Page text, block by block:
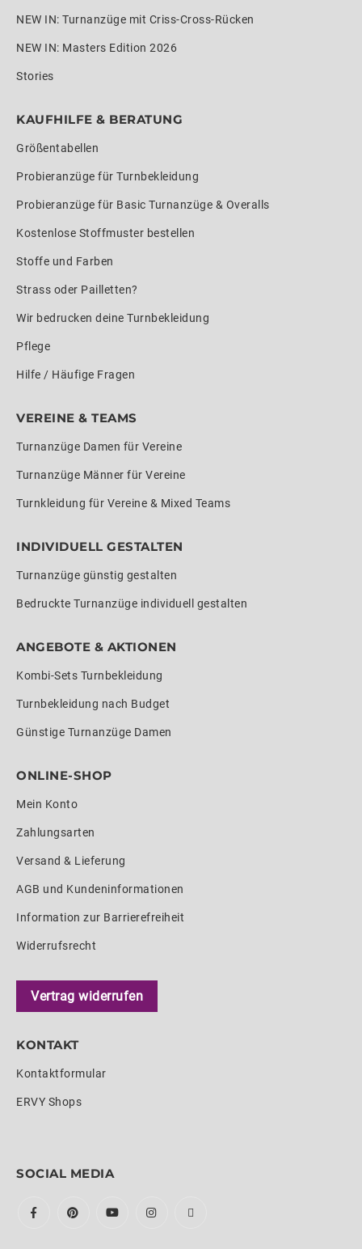
NEW IN: Turnanzüge mit Criss-Cross-Rücken
NEW IN: Masters Edition 2026
Stories
KAUFHILFE & BERATUNG
Größentabellen
Probieranzüge für Turnbekleidung
Probieranzüge für Basic Turnanzüge & Overalls
Kostenlose Stoffmuster bestellen
Stoffe und Farben
Strass oder Pailletten?
Wir bedrucken deine Turnbekleidung
Pflege
Hilfe / Häufige Fragen
VEREINE & TEAMS
Turnanzüge Damen für Vereine
Turnanzüge Männer für Vereine
Turnkleidung für Vereine & Mixed Teams
INDIVIDUELL GESTALTEN
Turnanzüge günstig gestalten
Bedruckte Turnanzüge individuell gestalten
ANGEBOTE & AKTIONEN
Kombi-Sets Turnbekleidung
Turnbekleidung nach Budget
Günstige Turnanzüge Damen
ONLINE-SHOP
Mein Konto
Zahlungsarten
Versand & Lieferung
AGB und Kundeninformationen
Information zur Barrierefreiheit
Widerrufsrecht
Vertrag widerrufen
KONTAKT
Kontaktformular
ERVY Shops
SOCIAL MEDIA